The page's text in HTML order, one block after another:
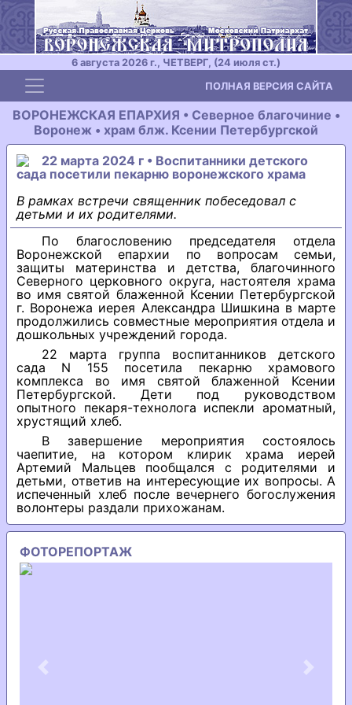
6 августа 2026 г., ЧЕТВЕРГ, (24 июля ст.)
Toggle navigation ПОЛНАЯ ВЕРСИЯ САЙТА
ВОРОНЕЖСКАЯ ЕПАРХИЯ • Северное благочиние •
Воронеж • храм блж. Ксении Петербургской
22 марта 2024 г • Воспитанники детского
сада посетили пекарню воронежского храма
В рамках встречи священник побеседовал с
детьми и их родителями.
По благословению председателя отдела
Воронежской епархии по вопросам семьи,
защиты материнства и детства, благочинного
Северного церковного округа, настоятеля храма
во имя святой блаженной Ксении Петербургской
г. Воронежа иерея Александра Шишкина в марте
продолжились совместные мероприятия отдела и
дошкольных учреждений города.
22 марта группа воспитанников детского
сада N 155 посетила пекарню храмового
комплекса во имя святой блаженной Ксении
Петербургской. Дети под руководством
опытного пекаря-технолога испекли ароматный,
хрустящий хлеб.
В завершение мероприятия состоялось
чаепитие, на котором клирик храма иерей
Артемий Мальцев пообщался с родителями и
детьми, ответив на интересующие их вопросы. А
испеченный хлеб после вечернего богослужения
волонтеры раздали прихожанам.
ФОТОРЕПОРТАЖ
Previous Next